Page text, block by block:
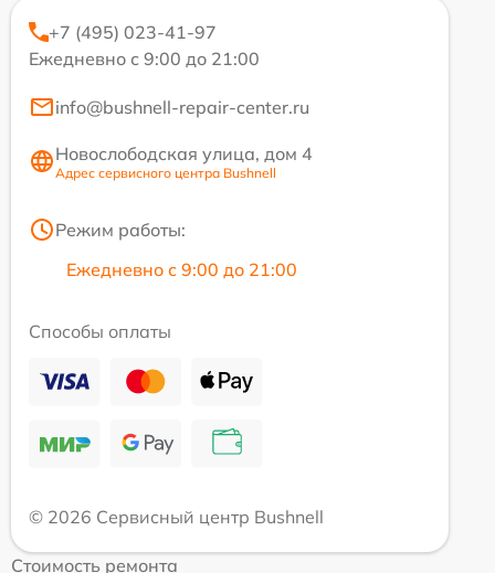
+7 (495) 023-41-97
Ежедневно с 9:00 до 21:00
info@bushnell-repair-center.ru
Новослободская улица, дом 4
Адрес сервисного центра Bushnell
Режим работы:
Ежедневно с 9:00 до 21:00
Способы оплаты
© 2026 Сервисный центр Bushnell
Стоимость ремонта